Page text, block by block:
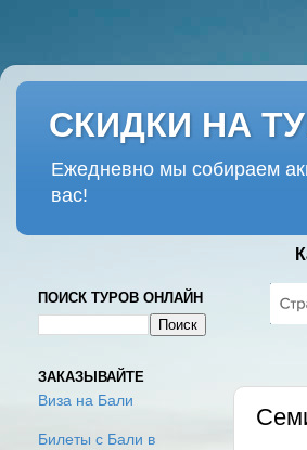
СКИДКИ НА
Ежедневно мы собираем
вас!
ПОИСК ТУРОВ ОНЛАЙН
ЗАКАЗЫВАЙТЕ
Виза на Бали
Билеты с Бали в